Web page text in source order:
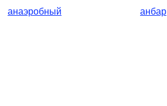
анаэробный
анбар